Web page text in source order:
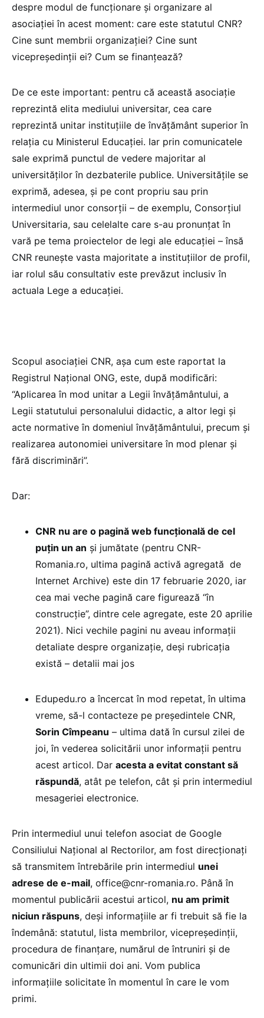
despre modul de funcționare și organizare al
asociației în acest moment: care este statutul CNR?
Cine sunt membrii organizației? Cine sunt
vicepreședinții ei? Cum se finanțează?
De ce este important: pentru că această asociație
reprezintă elita mediului universitar, cea care
reprezintă unitar instituțiile de învățământ superior în
relația cu Ministerul Educației. Iar prin comunicatele
sale exprimă punctul de vedere majoritar al
universităților în dezbaterile publice. Universitățile se
exprimă, adesea, și pe cont propriu sau prin
intermediul unor consorții – de exemplu, Consorțiul
Universitaria, sau celelalte care s-au pronunțat în
vară pe tema proiectelor de legi ale educației – însă
CNR reunește vasta majoritate a instituțiilor de profil,
iar rolul său consultativ este prevăzut inclusiv în
actuala Lege a educației.
Scopul asociației CNR, așa cum este raportat la
Registrul Național ONG, este, după modificări:
“Aplicarea în mod unitar a Legii învățământului, a
Legii statutului personalului didactic, a altor legi și
acte normative în domeniul învățământului, precum și
realizarea autonomiei universitare în mod plenar și
fără discriminări”.
Dar:
CNR nu are o pagină web funcțională de cel
puțin un an și jumătate (pentru CNR-
Romania.ro, ultima pagină activă agregată de
Internet Archive) este din 17 februarie 2020, iar
cea mai veche pagină care figurează “în
construcție”, dintre cele agregate, este 20 aprilie
2021). Nici vechile pagini nu aveau informații
detaliate despre organizație, deși rubricația
există – detalii mai jos
Edupedu.ro a încercat în mod repetat, în ultima
vreme, să-l contacteze pe președintele CNR,
Sorin Cîmpeanu – ultima dată în cursul zilei de
joi, în vederea solicitării unor informații pentru
acest articol. Dar acesta a evitat constant să
răspundă, atât pe telefon, cât și prin intermediul
mesageriei electronice.
Prin intermediul unui telefon asociat de Google
Consiliului Național al Rectorilor, am fost direcționați
să transmitem întrebările prin intermediul unei
adrese de e-mail, office@cnr-romania.ro. Până în
momentul publicării acestui articol, nu am primit
niciun răspuns, deși informațiile ar fi trebuit să fie la
îndemână: statutul, lista membrilor, vicepreședinții,
procedura de finanțare, numărul de întruniri și de
comunicări din ultimii doi ani. Vom publica
informațiile solicitate în momentul în care le vom
primi.